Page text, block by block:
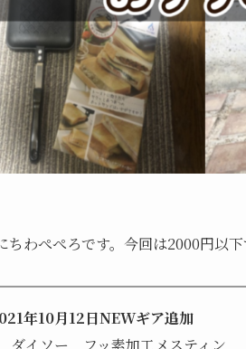
ちわぺぺろです。今回は2000円以
年10月12日NEWギア追加